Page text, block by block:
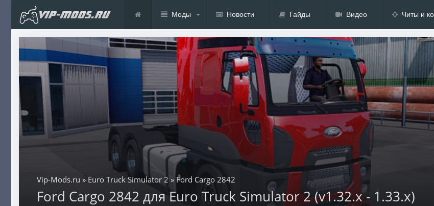
Моды Новости Гайды Видео Читы и
Vip-Mods.ru » Euro Truck Simulator 2 » Ford Cargo 2842
Ford Cargo 2842 для Euro Truck Simulator 2 (v1.32.x - 1.33.x)